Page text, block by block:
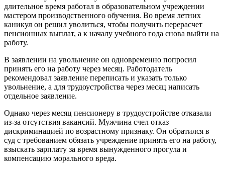
длительное время работал в образовательном учреждении
мастером производственного обучения. Во время летних
каникул он решил уволиться, чтобы получить перерасчет
пенсионных выплат, а к началу учебного года снова выйти на
работу.
В заявлении на увольнение он одновременно попросил
принять его на работу через месяц. Работодатель
рекомендовал заявление переписать и указать только
увольнение, а для трудоустройства через месяц написать
отдельное заявление.
Однако через месяц пенсионеру в трудоустройстве отказали
из-за отсутствия вакансий. Мужчина счел отказ
дискриминацией по возрастному признаку. Он обратился в
суд с требованием обязать учреждение принять его на работу,
взыскать зарплату за время вынужденного прогула и
компенсацию морального вреда.